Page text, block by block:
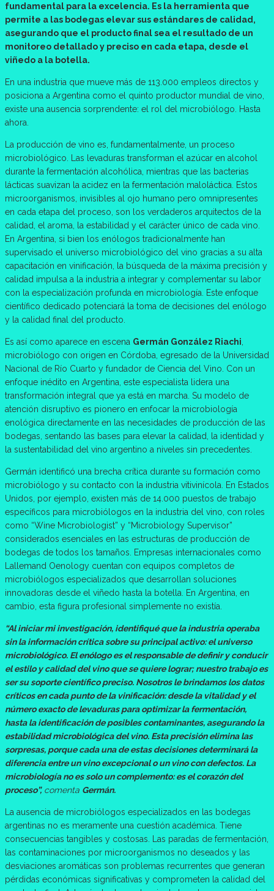
fundamental para la excelencia. Es la herramienta que
permite a las bodegas elevar sus estándares de calidad,
asegurando que el producto final sea el resultado de un
monitoreo detallado y preciso en cada etapa, desde el
viñedo a la botella.
En una industria que mueve más de 113.000 empleos directos y
posiciona a Argentina como el quinto productor mundial de vino,
existe una ausencia sorprendente: el rol del microbiólogo. Hasta
ahora.
La producción de vino es, fundamentalmente, un proceso
microbiológico. Las levaduras transforman el azúcar en alcohol
durante la fermentación alcohólica, mientras que las bacterias
lácticas suavizan la acidez en la fermentación maloláctica. Estos
microorganismos, invisibles al ojo humano pero omnipresentes
en cada etapa del proceso, son los verdaderos arquitectos de la
calidad, el aroma, la estabilidad y el carácter único de cada vino.
En Argentina, si bien los enólogos tradicionalmente han
supervisado el universo microbiológico del vino gracias a su alta
capacitación en vinificación, la búsqueda de la máxima precisión y
calidad impulsa a la industria a integrar y complementar su labor
con la especialización profunda en microbiología. Este enfoque
científico dedicado potenciará la toma de decisiones del enólogo
y la calidad final del producto.
Es así como aparece en escena Germán González Riachi
microbiólogo con origen en Córdoba, egresado de la Universidad
Nacional de Río Cuarto y fundador de Ciencia del Vino. Con un
enfoque inédito en Argentina, este especialista lidera una
transformación integral que ya está en marcha. Su modelo de
atención disruptivo es pionero en enfocar la microbiología
enológica directamente en las necesidades de producción de las
bodegas, sentando las bases para elevar la calidad, la identidad y
la sustentabilidad del vino argentino a niveles sin precedentes.
Germán identificó una brecha crítica durante su formación como
microbiólogo y su contacto con la industria vitivinícola. En Estados
Unidos, por ejemplo, existen más de 14.000 puestos de trabajo
específicos para microbiólogos en la industria del vino, con roles
como “Wine Microbiologist” y “Microbiology Supervisor”
considerados esenciales en las estructuras de producción de
bodegas de todos los tamaños. Empresas internacionales como
Lallemand Oenology cuentan con equipos completos de
microbiólogos especializados que desarrollan soluciones
innovadoras desde el viñedo hasta la botella. En Argentina, en
cambio, esta figura profesional simplemente no existía.
“Al iniciar mi investigación, identifiqué que la industria operaba
sin la información crítica sobre su principal activo: el universo
microbiológico. El enólogo es el responsable de definir y conducir
el estilo y calidad del vino que se quiere lograr; nuestro trabajo es
ser su soporte científico preciso. Nosotros le brindamos los datos
críticos en cada punto de la vinificación: desde la vitalidad y el
número exacto de levaduras para optimizar la fermentación,
hasta la identificación de posibles contaminantes, asegurando la
estabilidad microbiológica del vino. Esta precisión elimina las
sorpresas, porque cada una de estas decisiones determinará la
diferencia entre un vino excepcional o un vino con defectos. La
microbiología no es solo un complemento: es el corazón del
proceso”,comenta Germán.
La ausencia de microbiólogos especializados en las bodegas
argentinas no es meramente una cuestión académica. Tiene
consecuencias tangibles y costosas. Las paradas de fermentación,
las contaminaciones por microorganismos no deseados y las
desviaciones aromáticas son problemas recurrentes que generan
pérdidas económicas significativas y comprometen la calidad del